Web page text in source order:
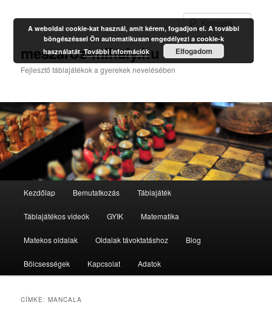
meszaros-mihaly.hu
Fejlesztő táblajátékok a gyerekek nevelésében
Tovább
az
elsődleges
tartalomra
Tovább
a
másodlagos
tartalomra
Kezdőlap Bemutatkozás Táblajáték
Táblajátékos videók GYIK Matematika
Matekos oldalak Oldalak távoktatáshoz Blog
Bölcsességek Kapcsolat Adatok
CÍMKE:MANCALA
A weboldal cookie-kat használ, amit kérem, fogadjon el. A további
böngészéssel Ön automatikusan engedélyezi a cookie-k
használatát.További információk Elfogadom